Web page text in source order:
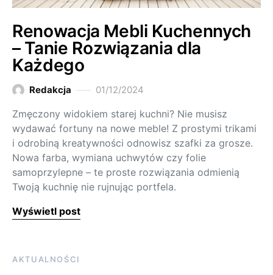
Renowacja Mebli Kuchennych
– Tanie Rozwiązania dla
Każdego
Redakcja 01/12/2024
Zmęczony widokiem starej kuchni? Nie musisz
wydawać fortuny na nowe meble! Z prostymi trikami
i odrobiną kreatywności odnowisz szafki za grosze.
Nowa farba, wymiana uchwytów czy folie
samoprzylepne – te proste rozwiązania odmienią
Twoją kuchnię nie rujnując portfela.
Wyświetl post
AKTUALNOŚCI